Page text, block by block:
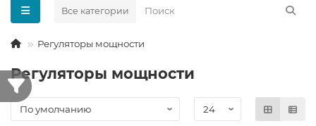
Все категории
Регуляторы мощности
Регуляторы мощности